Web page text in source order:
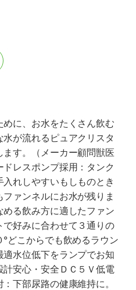
に、お水をたくさん飲む
が流れるピュアクリスタ
す。（メーカー顧問獣医
レスポンプ採用：タンク
れしやすいもしものとき
ァンネルにお水が残りま
る飲み方に適したファン
好みに合わせて３通りの
どこからでも飲めるラウン
適水位低下をランプでお知
安心・安全ＤＣ５Ｖ低電
下部尿路の健康維持に。